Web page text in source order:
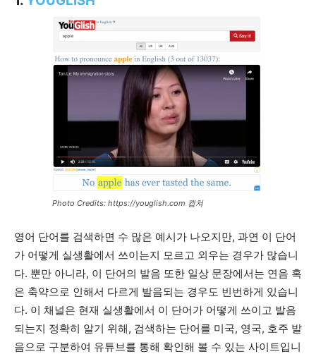
Photo Credits: https://youglish.com 캡쳐
영어 단어를 검색하면 수 많은 예시가 나오지만, 과연 이 단어
가 어떻게 실생활에서 쓰이는지 모르고 외우는 경우가 많습니
다. 뿐만 아니라, 이 단어의 발음 또한 일상 문장에서는 연음 혹
은 축약으로 인해서 다르게 발음되는 경우도 빈번하게 있습니
다. 이 채널은 현재 실생활에서 이 단어가 어떻게 쓰이고 발음
되는지 정확히 알기 위해, 검색하는 단어를 미국, 영국, 호주 발
음으로 구분하여 유튜브를 통해 확인해 볼 수 있는 사이트입니